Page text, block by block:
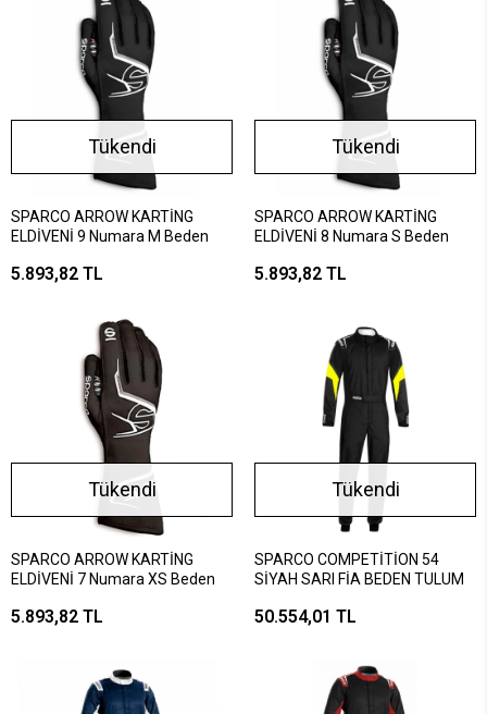
Tükendi
SPARCO ARROW KARTİNG
ELDİVENİ 9 Numara M Beden
5.893,82 TL
Tükendi
SPARCO ARROW KARTİNG
ELDİVENİ 8 Numara S Beden
5.893,82 TL
Tükendi
SPARCO ARROW KARTİNG
ELDİVENİ 7 Numara XS Beden
5.893,82 TL
Tükendi
SPARCO COMPETİTİON 54
SİYAH SARI FİA BEDEN TULUM
50.554,01 TL